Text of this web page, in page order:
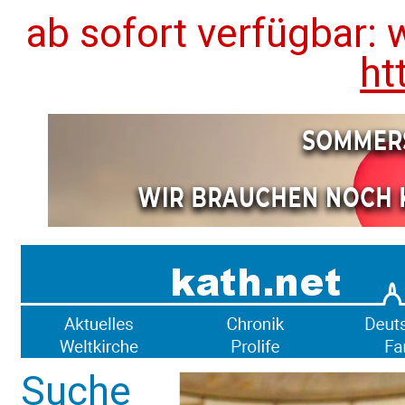
ab sofort verfügbar:
Suche